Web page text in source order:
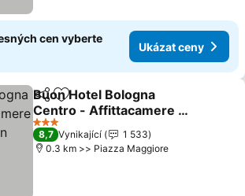
cen vyberte
Ukázat ceny
SdíletPřidat na seznam oblíbených
Buon Hotel Bologna
Centro - Affittacamere -
Self Check-In
Ukázat ceny
3 Počet hvězdiček
8,7 Vynikající
1 533
0.3 km >> Piazza Maggiore